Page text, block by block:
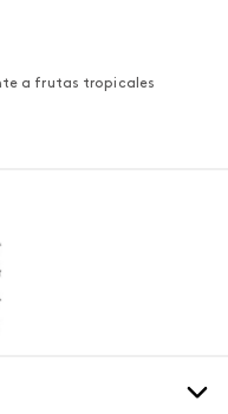
a frutas tropicales